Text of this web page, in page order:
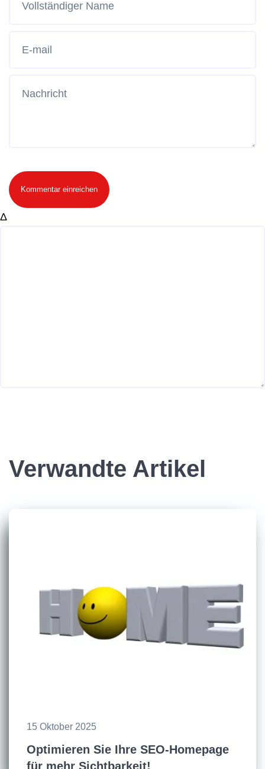
Kommentar einreichen
Δ
Verwandte Artikel
15 Oktober 2025
Optimieren Sie Ihre SEO-Homepage
für mehr Sichtbarkeit!